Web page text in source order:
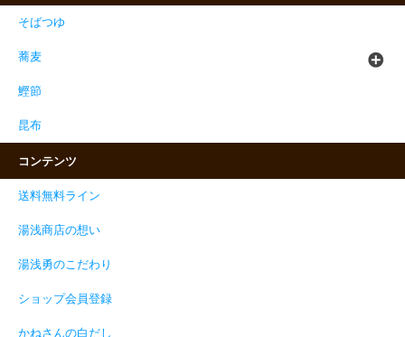
そばつゆ
蕎麦
鰹節
昆布
コンテンツ
送料無料ライン
湯浅商店の想い
湯浅勇のこだわり
ショップ会員登録
かねさんの白だし